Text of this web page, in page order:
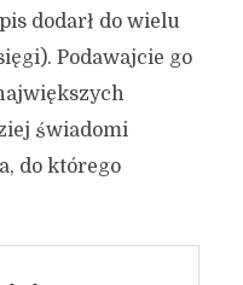
dodarł do wielu
Podawajcie go
świadomi
do którego